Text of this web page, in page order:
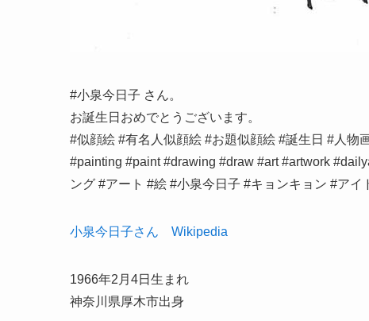
#小泉今日子 さん。
お誕生日おめでとうございます。
#似顔絵 #有名人似顔絵 #お題似顔絵 #誕生日 #人
#painting #paint #drawing #draw #art #artwork
ング #アート #絵 #小泉今日子 #キョンキョン #アイ
小泉今日子さん Wikipedia
1966年2月4日生まれ
神奈川県厚木市出身